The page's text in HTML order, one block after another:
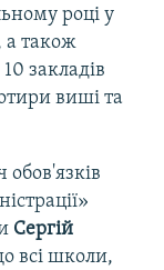
році у
а також
закладів
виші та
Сергій
всі школи,